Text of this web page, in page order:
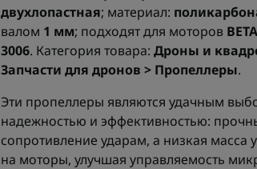
двухлопастная; материал:
валом 1 мм; подходят для моторов
3006. Категория товара: Дроны и
Запчасти для дронов > Пропеллеры.
Эти пропеллеры являются удачным
надежностью и эффективностью:
сопротивление ударам, а низкая масса
на моторы, улучшая управляемость